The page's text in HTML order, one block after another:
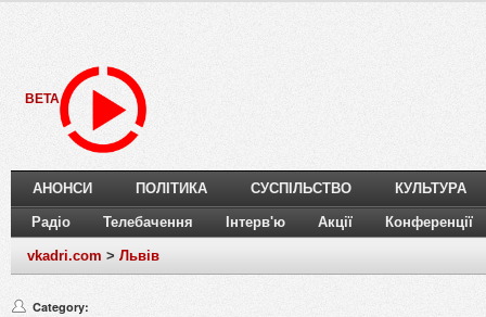
BETA
АНОНСИ ПОЛІТИКА СУСПІЛЬСТВО КУЛЬТУРА
Радіо Телебачення Інтерв'ю Акції Конференції
vkadri.com > Львів
Category: